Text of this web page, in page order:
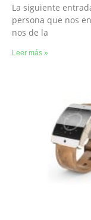
La siguiente
persona que nos
nos de la
Leer más »